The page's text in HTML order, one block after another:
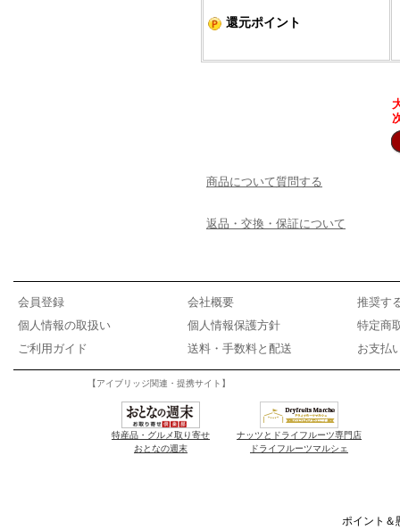
還元ポイント
商品について質問する
返品・交換・保証について
会員登録 会社概要
推奨す
個人情報の取扱い
個人情報保護方針
特定商
ご利用ガイド
送料・手数料と配送 お支払
【アイブリッジ関連・提携サイト】
特産品・グルメ取り寄せ
おとなの週末
ナッツとドライフルーツ専門店
ドライフルーツマルシェ
ポイント＆